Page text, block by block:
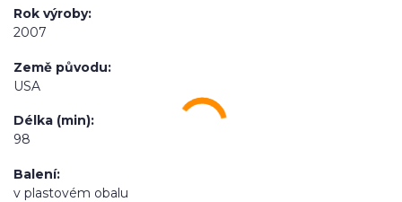
Rok výroby
2007
Země původu
USA
Délka (min)
98
Balení
v plastovém obalu